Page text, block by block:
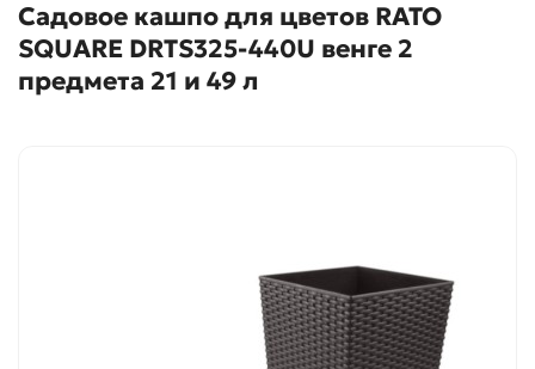
Садовое кашпо для цветов RATO
SQUARE DRTS325-440U венге 2
предмета 21 и 49 л